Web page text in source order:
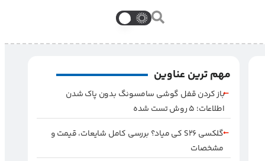
مهم ترین عناوین
باز کردن قفل گوشی سامسونگ بدون پاک شدن
اطلاعات؛ ۵ روش تست شده
گلکسی S26 کی میاد؟ بررسی کامل شایعات، قیمت و
مشخصات